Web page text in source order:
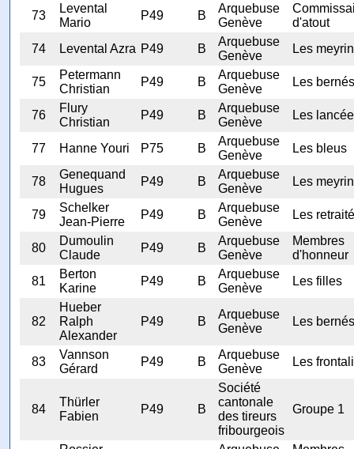
73
Levental
Mario
P49 B
Arquebuse
Genève
d'atout
74
Levental Azra P49 B
Arquebuse
Genève
Les
75
Petermann
Christian
P49 B
Arquebuse
Genève
Les
76
Flury
Christian
P49 B
Arquebuse
Genève
Les
77 Hanne Youri P75 B
Arquebuse
Genève
Les bleus
78
Genequand
Hugues
P49 B
Arquebuse
Genève
Les
79
Schelker
Jean-Pierre
P49 B
Arquebuse
Genève
Les
80
Dumoulin
Claude
P49 B
Arquebuse
Genève
Membres
d'honneur
81
Berton
Karine
P49 B
Arquebuse
Genève
Les filles
82
Hueber
Ralph
Alexander
P49 B
Arquebuse
Genève
Les
83
Vannson
Gérard
P49 B
Arquebuse
Genève
Les
84
Thürler
Fabien
P49 B
Société
cantonale
des tireurs
fribourgeois
Groupe 1